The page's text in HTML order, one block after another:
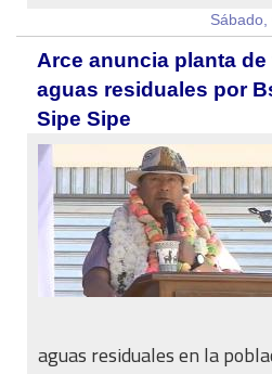
Arce anuncia planta
aguas residuales por
Sipe Sipe
aguas residuales en la